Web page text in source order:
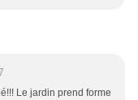
Le jardin prend forme